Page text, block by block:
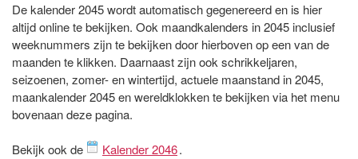
De kalender 2045 wordt automatisch gegenereerd en is hier
altijd online te bekijken. Ook maandkalenders in 2045 inclusief
weeknummers zijn te bekijken door hierboven op een van de
maanden te klikken. Daarnaast zijn ook schrikkeljaren,
seizoenen, zomer- en wintertijd, actuele maanstand in 2045,
maankalender 2045 en wereldklokken te bekijken via het menu
bovenaan deze pagina.
Bekijk ook de Kalender 2046.